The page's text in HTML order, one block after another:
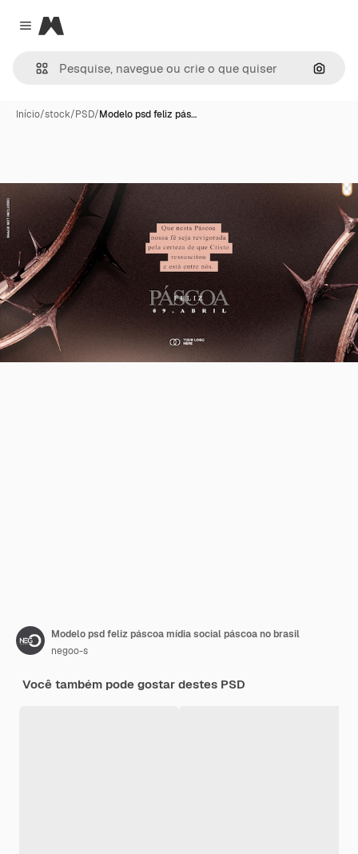
Close menu
Magnific
Início/stock/PSD/Modelo psd feliz pás…
Modelo psd feliz páscoa mídia social páscoa no brasil
negoo-s
Você também pode gostar destes PSD